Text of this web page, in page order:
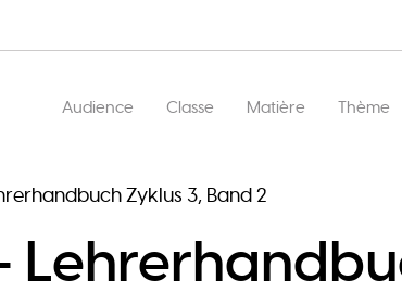
Main
Audience Classe Matière Thème
Zyklus 3, Band 2